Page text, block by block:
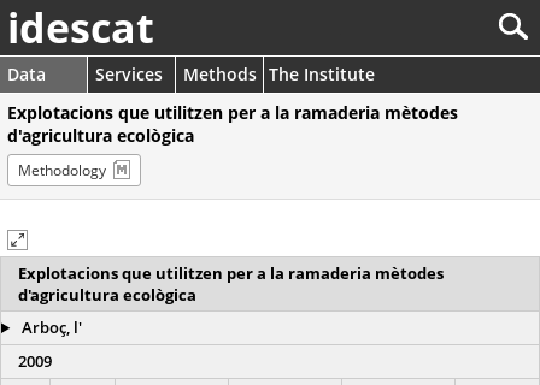
idescat
Data Services Methods The Institute
Explotacions que utilitzen per a la ramaderia mètodes
d'agricultura ecològica
Methodology
Explotacions que utilitzen per a la ramaderia mètodes
d'agricultura ecològica
Arboç, l'
2009